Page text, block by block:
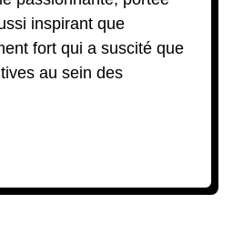
inspirant que
fort qui a suscité que
au sein des